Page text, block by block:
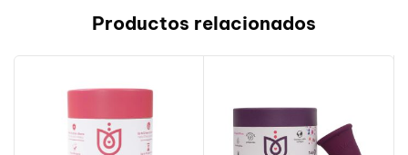
Productos relacionados